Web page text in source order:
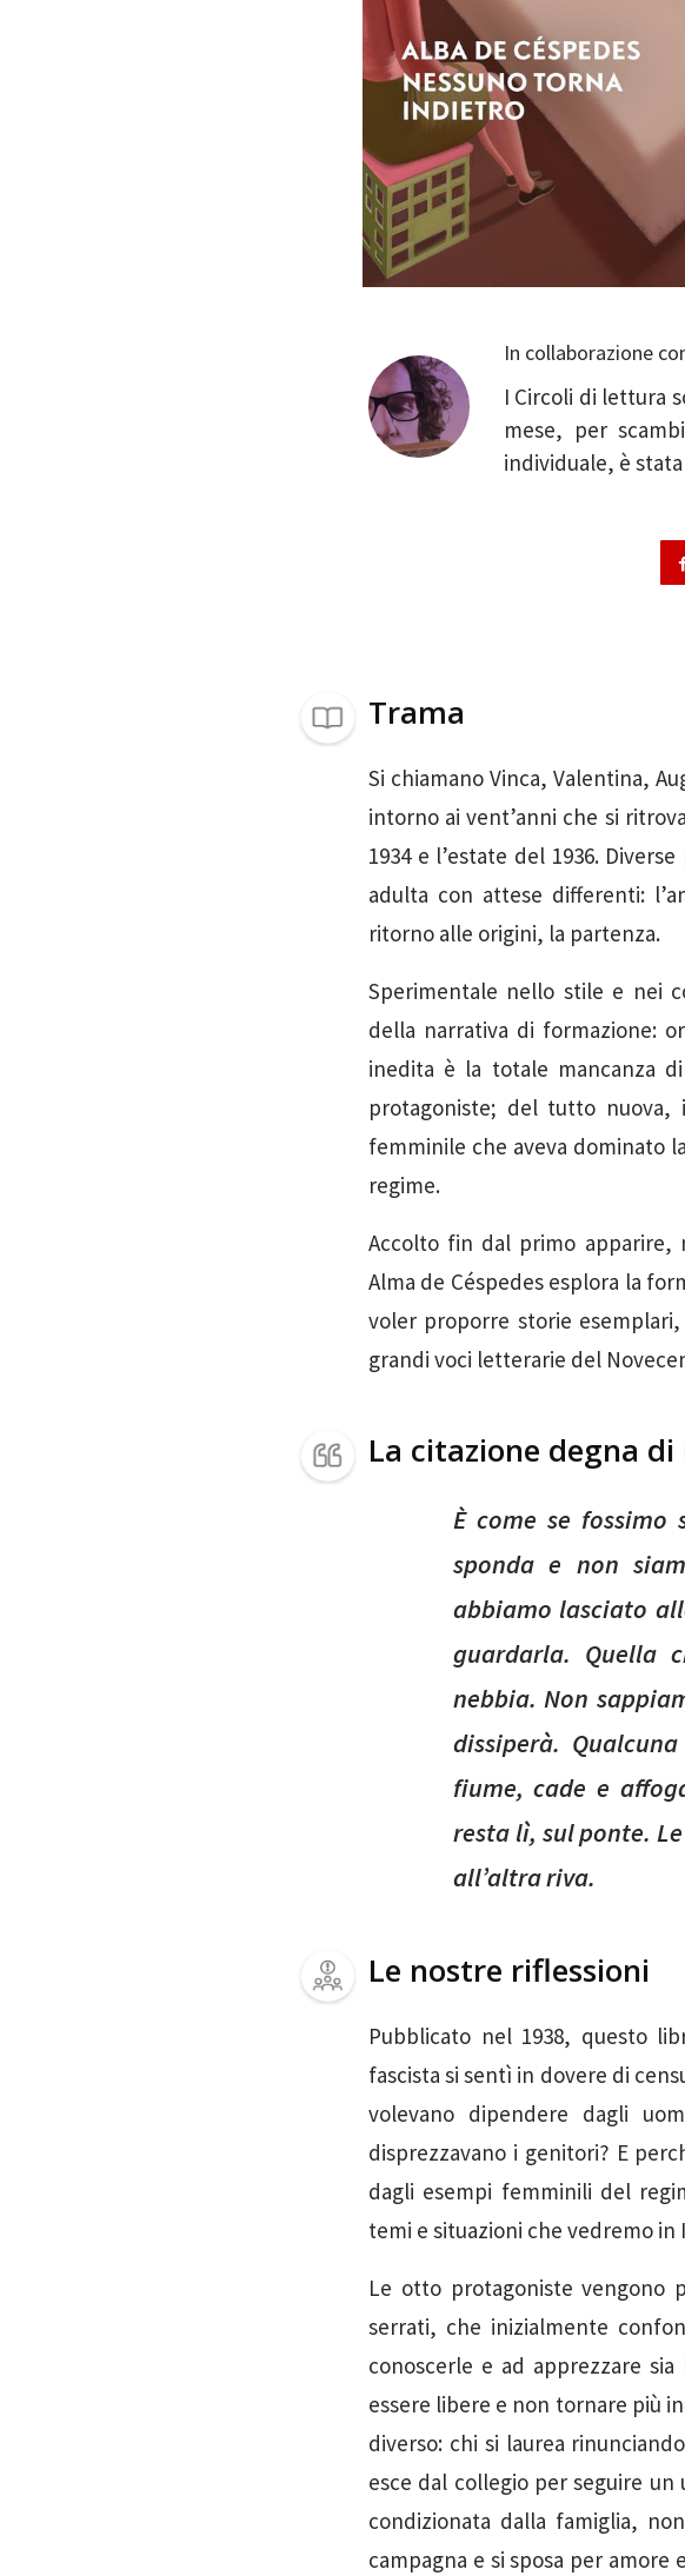
In collaborazione
I Circoli di lettura
mese, per
individuale, è
Trama
Si chiamano Vinca, Valentina,
intorno ai vent’anni che si
1934 e l’estate del 1936.
adulta con attese differenti:
ritorno alle origini, la partenza.
Sperimentale nello stile e nei
della narrativa di formazione:
inedita è la totale mancanza
protagoniste; del tutto nuova,
femminile che aveva dominato
regime.
Accolto fin dal primo apparire,
Alma de Céspedes esplora la
voler proporre storie
grandi voci letterarie del
La citazione degna di
È come se
sponda e non
abbiamo lasciato
guardarla. Quella
nebbia. Non
dissiperà.
fiume, cade e
resta lì, sul ponte.
all’altra riva.
Le nostre riflessioni
Pubblicato nel 1938, questo
fascista si sentì in dovere di
volevano dipendere dagli
disprezzavano i genitori? E
dagli esempi femminili del
temi e situazioni che vedremo in
Le otto protagoniste vengono
serrati, che inizialmente
conoscerle e ad apprezzare
essere libere e non tornare più
diverso: chi si laurea
esce dal collegio per seguire
condizionata dalla famiglia,
campagna e si sposa per